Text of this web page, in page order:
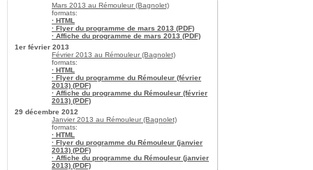
Mars 2013 au Rémouleur (Bagnolet)
formats:
· HTML
· Flyer du programme de mars 2013 (PDF)
· Affiche du programme de mars 2013 (PDF)
1er février 2013
Février 2013 au Rémouleur (Bagnolet)
formats:
· HTML
· Flyer du programme du Rémouleur (février
2013) (PDF)
· Affiche du programme du Rémouleur (février
2013) (PDF)
29 décembre 2012
Janvier 2013 au Rémouleur (Bagnolet)
formats:
· HTML
· Flyer du programme du Rémouleur (janvier
2013) (PDF)
· Affiche du programme du Rémouleur (janvier
2013) (PDF)